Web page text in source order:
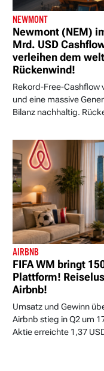
NEWMONT
Newmont (NEM)
Mrd. USD
verleihen dem
Rückenwind!
Rekord-Free-Cashflow
und eine massive
Bilanz nachhaltig.
AIRBNB
FIFA WM bringt
Plattform!
Airbnb!
Umsatz und Gewinn
Airbnb stieg in Q2 um
Aktie erreichte 1,37